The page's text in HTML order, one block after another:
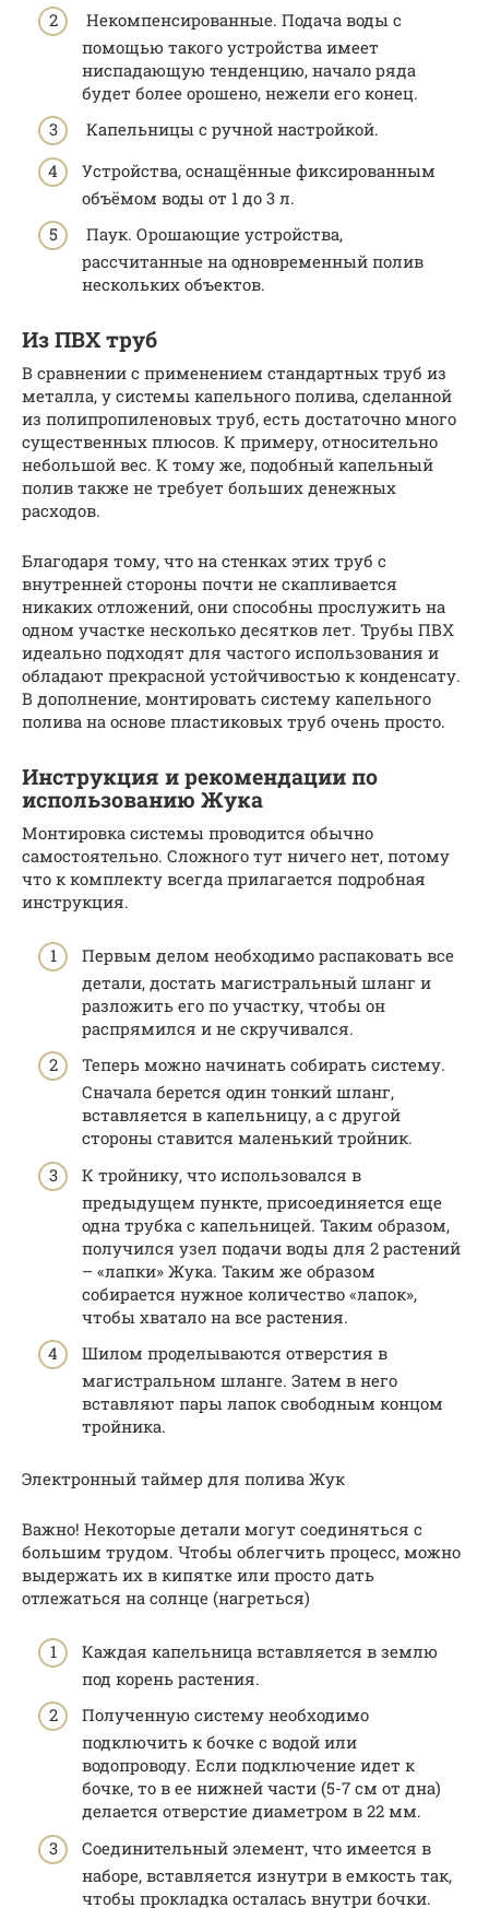
Некомпенсированные. Подача воды с
помощью такого устройства имеет
ниспадающую тенденцию, начало ряда
будет более орошено, нежели его конец.
Капельницы с ручной настройкой.
Устройства, оснащённые фиксированным
объёмом воды от 1 до 3 л.
Паук. Орошающие устройства,
рассчитанные на одновременный полив
нескольких объектов.
Из ПВХ труб
В сравнении с применением стандартных труб из
металла, у системы капельного полива, сделанной
из полипропиленовых труб, есть достаточно много
существенных плюсов. К примеру, относительно
небольшой вес. К тому же, подобный капельный
полив также не требует больших денежных
расходов.
Благодаря тому, что на стенках этих труб с
внутренней стороны почти не скапливается
никаких отложений, они способны прослужить на
одном участке несколько десятков лет. Трубы ПВХ
идеально подходят для частого использования и
обладают прекрасной устойчивостью к конденсату.
В дополнение, монтировать систему капельного
полива на основе пластиковых труб очень просто.
Инструкция и рекомендации по
использованию Жука
Монтировка системы проводится обычно
самостоятельно. Сложного тут ничего нет, потому
что к комплекту всегда прилагается подробная
инструкция.
Первым делом необходимо распаковать все
детали, достать магистральный шланг и
разложить его по участку, чтобы он
распрямился и не скручивался.
Теперь можно начинать собирать систему.
Сначала берется один тонкий шланг,
вставляется в капельницу, а с другой
стороны ставится маленький тройник.
К тройнику, что использовался в
предыдущем пункте, присоединяется еще
одна трубка с капельницей. Таким образом,
получился узел подачи воды для 2 растений
– «лапки» Жука. Таким же образом
собирается нужное количество «лапок»,
чтобы хватало на все растения.
Шилом проделываются отверстия в
магистральном шланге. Затем в него
вставляют пары лапок свободным концом
тройника.
Электронный таймер для полива Жук
Важно! Некоторые детали могут соединяться с
большим трудом. Чтобы облегчить процесс, можно
выдержать их в кипятке или просто дать
отлежаться на солнце (нагреться)
Каждая капельница вставляется в землю
под корень растения.
Полученную систему необходимо
подключить к бочке с водой или
водопроводу. Если подключение идет к
бочке, то в ее нижней части (5-7 см от дна)
делается отверстие диаметром в 22 мм.
Соединительный элемент, что имеется в
наборе, вставляется изнутри в емкость так,
чтобы прокладка осталась внутри бочки.